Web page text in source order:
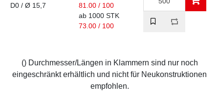
D0 / Ø 15,7
81.00 / 100
ab 1000 STK
73.00 / 100
() Durchmesser/Längen in Klammern sind nur noch
eingeschränkt erhältlich und nicht für Neukonstruktionen
empfohlen.